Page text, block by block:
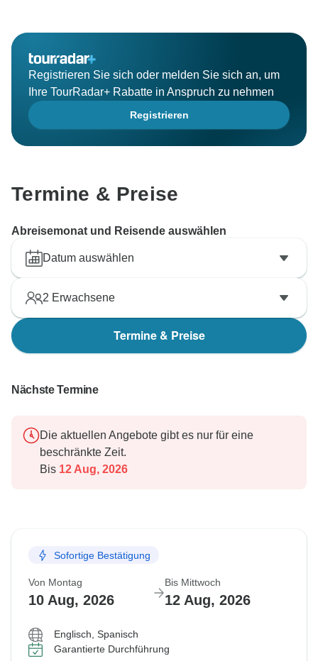
Registrieren Sie sich oder melden Sie sich an, um
Ihre TourRadar+ Rabatte in Anspruch zu nehmen
Registrieren
Termine & Preise
Abreisemonat und Reisende auswählen
Datum auswählen
2 Erwachsene
Termine & Preise
Nächste Termine
Die aktuellen Angebote gibt es nur für eine
beschränkte Zeit.
Bis 12 Aug, 2026
Sofortige Bestätigung
Von Montag
10 Aug, 2026
Bis Mittwoch
12 Aug, 2026
Englisch, Spanisch
Garantierte Durchführung